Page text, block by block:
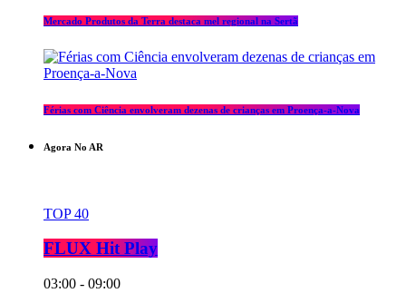
Mercado Produtos da Terra destaca mel regional na Sertã
Férias com Ciência envolveram dezenas de crianças em Proença-a-Nova
Agora No AR
TOP 40
FLUX Hit Play
03:00 - 09:00